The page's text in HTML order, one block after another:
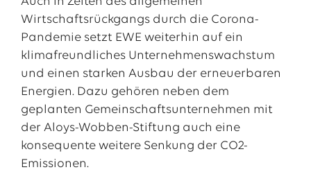
Wirtschaftsrückgangs durch die Corona-
Pandemie setzt EWE weiterhin auf ein
klimafreundliches Unternehmenswachstum
und einen starken Ausbau der erneuerbaren
Energien. Dazu gehören neben dem
geplanten Gemeinschaftsunternehmen mit
der Aloys-Wobben-Stiftung auch eine
konsequente weitere Senkung der CO2-
Emissionen.